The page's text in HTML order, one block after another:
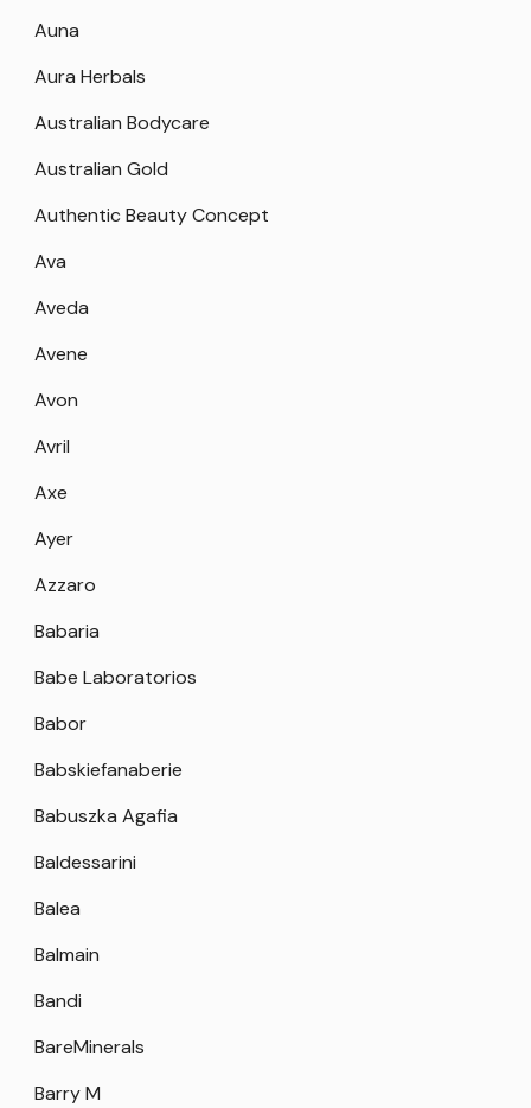
Auna
Aura Herbals
Australian Bodycare
Australian Gold
Authentic Beauty Concept
Ava
Aveda
Avene
Avon
Avril
Axe
Ayer
Azzaro
Babaria
Babe Laboratorios
Babor
Babskiefanaberie
Babuszka Agafia
Baldessarini
Balea
Balmain
Bandi
BareMinerals
Barry M